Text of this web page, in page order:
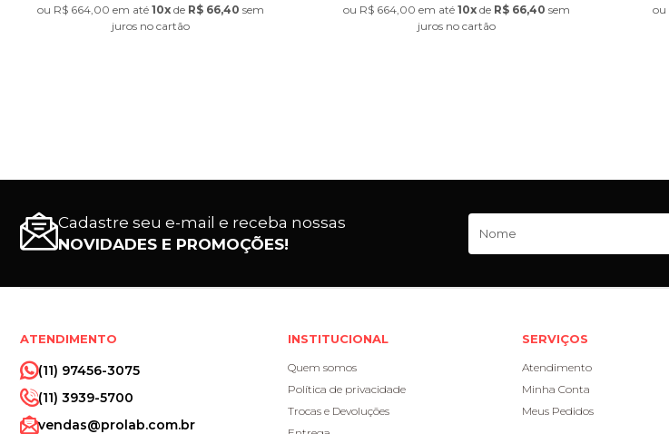
ou R$ 664,00 em até 10xde R$ 66,40 sem
jurosno cartão
ou R$ 664,00 em até10x de R$ 66,40 sem
juros no cartão
ou
Cadastre seu e-mail e receba nossas
NOVIDADES E PROMOÇÕES!
ATENDIMENTO
(11) 97456-3075
(11) 3939-5700
vendas@prolab.com.br
INSTITUCIONAL
Quem somos
Política de privacidade
Trocas e Devoluções
SERVIÇOS
Atendimento
Minha Conta
Meus Pedidos